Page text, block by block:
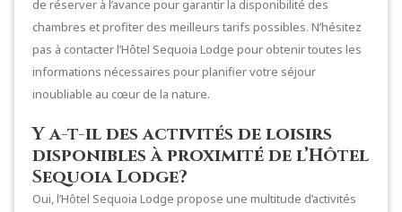
de réserver à l’avance pour garantir la disponibilité des
chambres et profiter des meilleurs tarifs possibles. N’hésitez
pas à contacter l’Hôtel Sequoia Lodge pour obtenir toutes les
informations nécessaires pour planifier votre séjour
inoubliable au cœur de la nature.
Y a-t-il des activités de loisirs
disponibles à proximité de l’Hôtel
Sequoia Lodge?
Oui, l’Hôtel Sequoia Lodge propose une multitude d’activités